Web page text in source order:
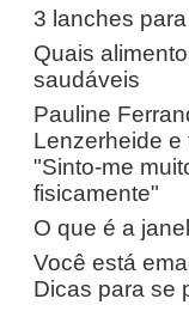
3 lanches
Quais
saudáveis
Pauline
Lenzerheide e
"Sinto-me
fisicamente"
O que é a
Você está
Dicas para se